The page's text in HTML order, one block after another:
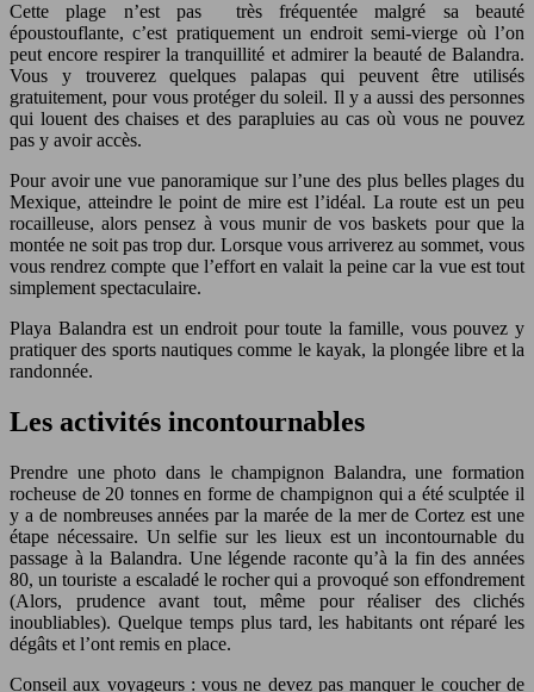
Cette plage n’est pas très fréquentée malgré sa beauté
époustouflante, c’est pratiquement un endroit semi-vierge où l’on
peut encore respirer la tranquillité et admirer la beauté de Balandra.
Vous y trouverez quelques palapas qui peuvent être utilisés
gratuitement, pour vous protéger du soleil. Il y a aussi des personnes
qui louent des chaises et des parapluies au cas où vous ne pouvez
pas y avoir accès.
Pour avoir une vue panoramique sur l’une des plus belles plages du
Mexique, atteindre le point de mire est l’idéal. La route est un peu
rocailleuse, alors pensez à vous munir de vos baskets pour que la
montée ne soit pas trop dur. Lorsque vous arriverez au sommet, vous
vous rendrez compte que l’effort en valait la peine car la vue est tout
simplement spectaculaire.
Playa Balandra est un endroit pour toute la famille, vous pouvez y
pratiquer des sports nautiques comme le kayak, la plongée libre et la
randonnée.
Les activités incontournables
Prendre une photo dans le champignon Balandra, une formation
rocheuse de 20 tonnes en forme de champignon qui a été sculptée il
y a de nombreuses années par la marée de la mer de Cortez est une
étape nécessaire. Un selfie sur les lieux est un incontournable du
passage à la Balandra. Une légende raconte qu’à la fin des années
80, un touriste a escaladé le rocher qui a provoqué son effondrement
(Alors, prudence avant tout, même pour réaliser des clichés
inoubliables). Quelque temps plus tard, les habitants ont réparé les
dégâts et l’ont remis en place.
Conseil aux voyageurs : vous ne devez pas manquer le coucher de